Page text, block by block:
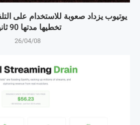
يوتيوب يزداد صعوبة للاستخدام على
تخطيها مدتها 90 ثانية
26/04/08